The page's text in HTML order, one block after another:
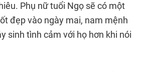
Phụ nữ tuổi Ngọ sẽ có một
đẹp vào ngày mai, nam mệnh
sinh tình cảm với họ hơn khi nói